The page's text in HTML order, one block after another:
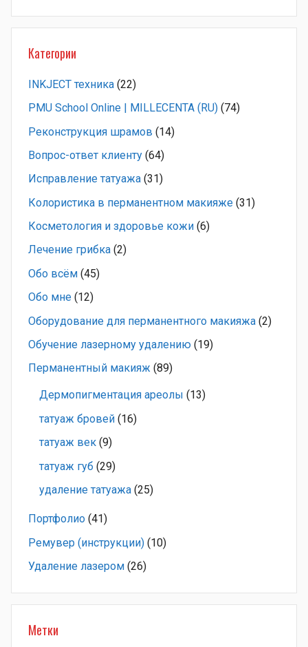
Категории
INKJECT техника (22)
PMU School Online | MILLECENTA (RU) (74)
Pеконструкция шрамов (14)
Вопрос-ответ клиенту (64)
Исправление татуажа (31)
Колористика в перманентном макияже (31)
Косметология и здоровье кожи (6)
Лечение грибка (2)
Обо всём (45)
Обо мне (12)
Оборудование для перманентного макияжа (2)
Обучение лазерному удалению (19)
Перманентный макияж (89)
Дермопигментация ареолы (13)
татуаж бровей (16)
татуаж век (9)
татуаж губ (29)
удаление татуажа (25)
Портфолио (41)
Ремувер (инструкции) (10)
Удаление лазером (26)
Метки